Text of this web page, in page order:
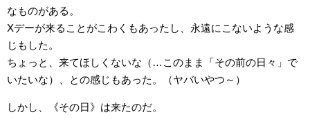
なものがある。
Xデーが来ることがこわくもあったし、永遠にこないような感
じもした。
ちょっと、来てほしくないな（…このまま「その前の日々」で
いたいな）、との感じもあった。（ヤバいやつ～）
しかし、《その日》は来たのだ。